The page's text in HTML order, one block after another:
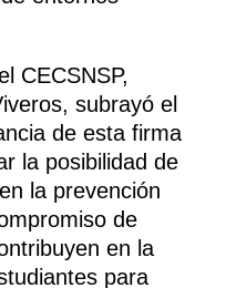
CECSNSP,
subrayó el
de esta firma
la posibilidad de
la prevención
de
en la
para